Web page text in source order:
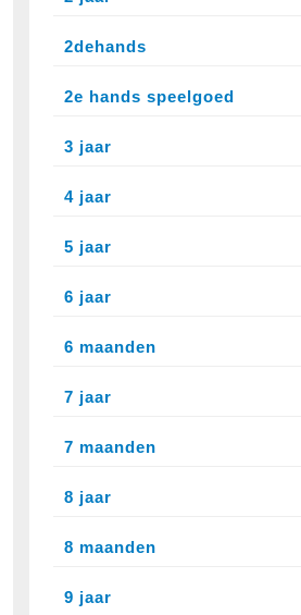
2dehands
2e hands speelgoed
3 jaar
4 jaar
5 jaar
6 jaar
6 maanden
7 jaar
7 maanden
8 jaar
8 maanden
9 jaar